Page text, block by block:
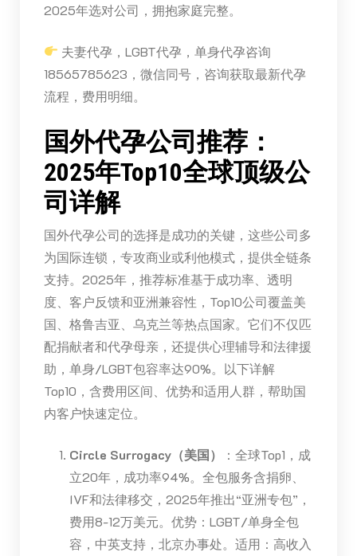
2025年选对公司，拥抱家庭完整。
夫妻代孕，LGBT代孕，单身代孕咨询
18565785623，微信同号，咨询获取最新代孕
流程，费用明细。
国外代孕公司推荐：
2025年Top10全球顶级公
司详解
国外代孕公司的选择是成功的关键，这些公司多
为国际连锁，专攻商业或利他模式，提供全链条
支持。2025年，推荐标准基于成功率、透明
度、客户反馈和亚洲兼容性，Top10公司覆盖美
国、格鲁吉亚、乌克兰等热点国家。它们不仅匹
配捐献者和代孕母亲，还提供心理辅导和法律援
助，单身/LGBT包容率达90%。以下详解
Top10，含费用区间、优势和适用人群，帮助国
内客户快速定位。
Circle Surrogacy（美国）
：全球Top1，成
立20年，成功率94%。全包服务含捐卵、
IVF和法律移交，2025年推出“亚洲专包”，
费用8-12万美元。优势：LGBT/单身全包
容，中英支持，北京办事处。适用：高收入